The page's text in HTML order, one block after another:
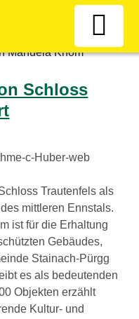
Schloss
Trautenfels als
mittleren Ennstals.
ist für die Erhaltung
Gebäudes,
Stainach-Pürgg
es als bedeutenden
Objekten erzählt
Kultur- und